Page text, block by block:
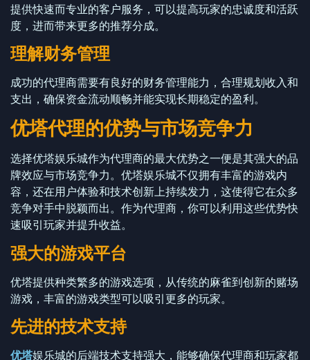
提供快速而专业的客户服务，可以提高玩家的忠诚度和活跃
度，进而带来更多的推荐分成。
理解财务管理
成功的代理商需要有良好的财务管理能力，合理规划收入和
支出，确保资金流动顺畅并能实现长期稳定的盈利。
优塔代理的优势与市场竞争力
选择优塔娱乐城作为代理商的最大优势之一便是其强大的品
牌效应与市场竞争力。优塔娱乐城不仅拥有丰富的游戏内
容，还在用户体验和技术创新上持续发力，这使得它在众多
竞争对手中脱颖而出。作为代理商，你可以利用这些优势快
速吸引玩家并提升收益。
强大的游戏平台
优塔提供种类繁多的游戏选项，从传统的麻雀到创新的赌场
游戏，丰富的游戏类型可以吸引更多的玩家。
先进的技术支持
优塔娱乐城的后端技术支持强大，能够确保代理商和玩家都